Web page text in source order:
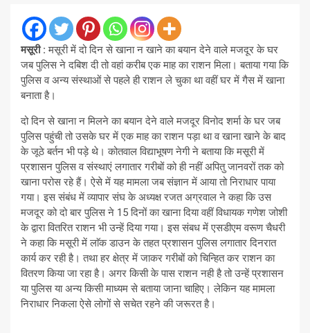
मसूरी : मसूरी में दो दिन से खाना न खाने का बयान देने वाले मजदूर के घर
जब पुलिस ने दबिश दी तो वहां करीब एक माह का राशन मिला। बताया गया कि
पुलिस व अन्य संस्थाओं से पहले ही राशन ले चुका था वहीं घर में गैस में खाना
बनाता है।
दो दिन से खाना न मिलने का बयान देने वाले मजदूर विनोद शर्मा के घर जब
पुलिस पहुंची तो उसके घर में एक माह का राशन पड़ा था व खाना खाने के बाद
के जूठे बर्तन भी पड़े थे। कोतवाल विद्याभूषण नेगी ने बताया कि मसूरी में
प्रशासन पुलिस व संस्थाएं लगातार गरीबों को ही नहीं अपितु जानवरों तक को
खाना परोस रहे हैं। ऐसे में यह मामला जब संज्ञान में आया तो निराधार पाया
गया। इस संबंध में व्यापार संघ के अध्यक्ष रजत अग्रवाल ने कहा कि उस
मजदूर को दो बार पुलिस ने 15 दिनों का खाना दिया वहीं विधायक गणेश जोशी
के द्वारा वितरित राशन भी उन्हें दिया गया। इस संबध में एसडीएम वरूण चैधरी
ने कहा कि मसूरी में लाॅक डाउन के तहत प्रशासन पुलिस लगातार दिनरात
कार्य कर रही है। तथा हर क्षेत्र में जाकर गरीबों को चिन्हित कर राशन का
वितरण किया जा रहा है। अगर किसी के पास राशन नही है तो उन्हें प्रशासन
या पुलिस या अन्य किसी माध्यम से बताया जाना चाहिए। लेकिन यह मामला
निराधार निकला ऐसे लोगों से सचेत रहने की जरूरत है।